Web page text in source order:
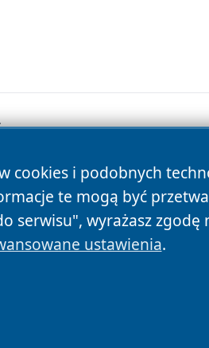
cookies i podobnych
te mogą być
serwisu", wyrażasz zgodę
ustawienia.